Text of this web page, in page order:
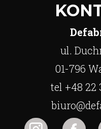
ul.
01-796
tel +48 22